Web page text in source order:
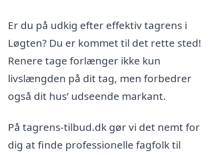
Er du på udkig efter effektiv tagrens i
Løgten? Du er kommet til det rette sted!
Renere tage forlænger ikke kun
livslængden på dit tag, men forbedrer
også dit hus’ udseende markant.
På tagrens-tilbud.dk gør vi det nemt for
dig at finde professionelle fagfolk til